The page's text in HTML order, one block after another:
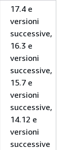
17.4 e
versioni
successive,
16.3 e
versioni
successive,
15.7 e
versioni
successive,
14.12 e
versioni
successive